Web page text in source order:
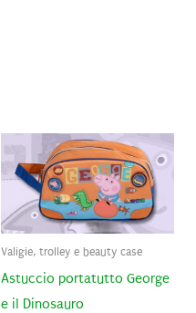
Valigie, trolley e beauty case
Astuccio portatutto George
e il Dinosauro